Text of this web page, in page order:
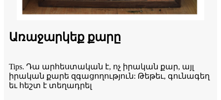
Առաջարկեք քարը
Tips. Դա արհեստական ​​է, ոչ իրական քար, այլ
իրական քարե զգացողություն: Թեթեւ, գունագեղ
եւ հեշտ է տեղադրել